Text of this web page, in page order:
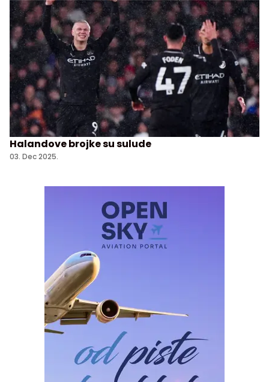
Halandove brojke su sulude
03. Dec 2025.